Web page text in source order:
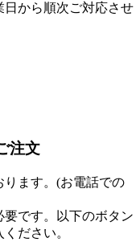
から順次ご対応させ
注文
ります。(お電話での
です。以下のボタン
ださい。